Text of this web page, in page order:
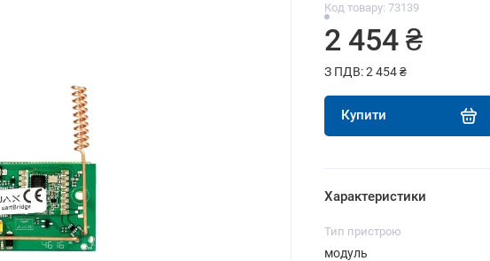
Код товару: 73139
2 454 ₴
З ПДВ: 2 454 ₴
Купити
Характеристики
Тип пристрою
модуль